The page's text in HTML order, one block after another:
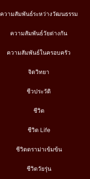
ความสัมพันธ์ระหว่างวัฒนธรรม
ความสัมพันธ์วัยต่างกัน
ความสัมพันธ์ในครอบครัว
จิตวิทยา
ชีวประวัติ
ชีวิต
ชีวิต Life
ชีวิตดราม่าเข้มข้น
ชีวิตวัยรุ่น